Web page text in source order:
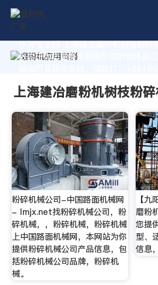
作为专业的 上海建冶磨粉机树枝粉碎
致力于为您量身定制高价值的粉体加
上海建冶磨粉机树枝粉
粉碎机械公司-中国路面机械网
- lmjx.net找粉碎机械公司，粉
碎机械，，粉碎机械，粉碎机械
上中国路面机械网，本网站为你
提供粉碎机械公司产品信息，包
括粉碎机械公司品牌，粉碎机
械。
【
磨粉
您提
型、
信息